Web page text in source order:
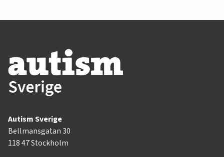
Autism Sverige
Bellmansgatan 30
118 47 Stockholm